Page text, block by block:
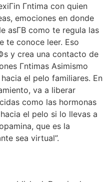
Г­ntima con quien
emociones en donde
asГ­В­ como te regula las
te conoce leer. Eso
y crea una contacto de
Г­ntimas Asimismo
el pelo familiares. En
va a liberar
como las hormonas
el pelo si lo llevas a
que es la
sea virtual”.